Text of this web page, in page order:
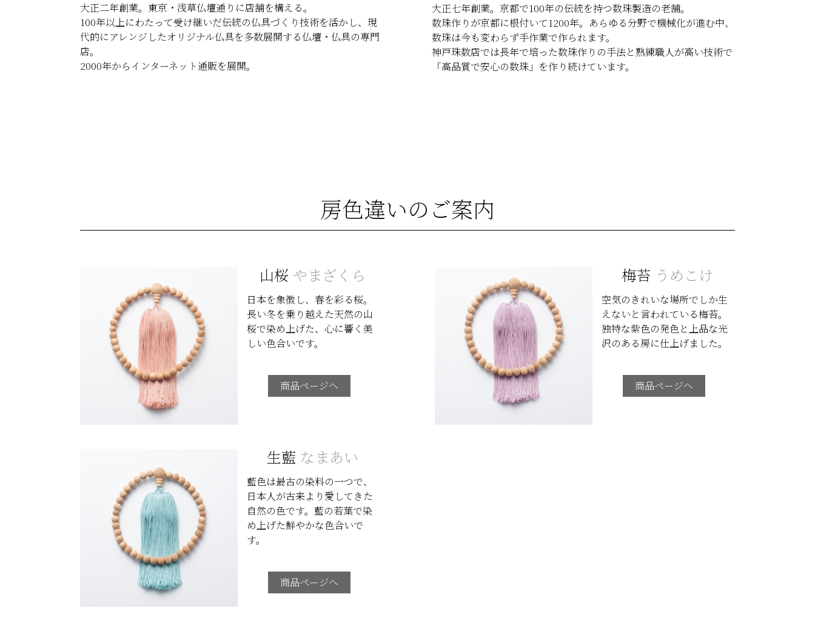
大正二年創業。東京・浅草仏壇通りに店舗を構える。
100年以上にわたって受け継いだ伝統の仏具づくり技術を活かし、現
代的にアレンジしたオリジナル仏具を多数展開する仏壇・仏具の専門
店。
2000年からインターネット通販を展開。
大正七年創業。京都で100年の伝統を持つ数珠製造の老舗。
数珠作りが京都に根付いて1200年。あらゆる分野で機械化が進む中、
数珠は今も変わらず手作業で作られます。
神戸珠数店では長年で培った数珠作りの手法と熟練職人が高い技術で
「高品質で安心の数珠」を作り続けています。
房色違いのご案内
山桜 やまざくら
日本を象徴し、春を彩る桜。
長い冬を乗り越えた天然の山
桜で染め上げた、心に響く美
しい色合いです。
商品ページへ
梅苔 うめこけ
空気のきれいな場所でしか生
えないと言われている梅苔。
独特な紫色の発色と上品な光
沢のある房に仕上げました。
商品ページへ
生藍 なまあい
藍色は最古の染料の一つで、
日本人が古来より愛してきた
自然の色です。藍の若葉で染
め上げた鮮やかな色合いで
す。
商品ページへ